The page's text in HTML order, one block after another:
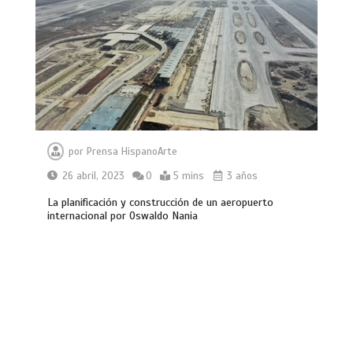
porPrensa HispanoArte
26 abril, 2023
0 5 mins 3 años
La planificación y construcción de un aeropuerto
internacional por Oswaldo Nania